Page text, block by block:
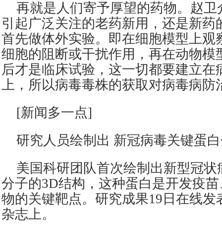
再就是人们寄予厚望的药物。赵
引起广泛关注的老药新用，还是新药
首先做体外实验。即在细胞模型上观
细胞的阻断或干扰作用，再在动物模
后才是临床试验，这一切都要建立在
上，所以病毒毒株的获取对病毒病防
[新闻多一点]
研究人员绘制出 新冠病毒关键蛋
美国科研团队首次绘制出新型冠
分子的3D结构，这种蛋白是开发疫
物的关键靶点。研究成果19日在线发
杂志上。